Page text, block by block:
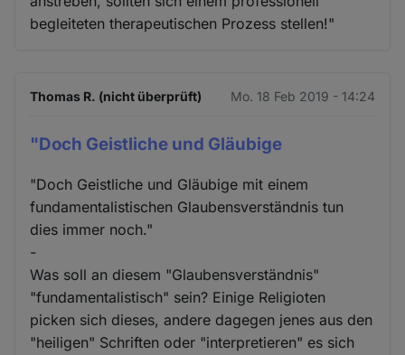
begleiteten therapeutischen Prozess stellen!"
Thomas R. (nicht überprüft) Mo. 18 Feb 2019 - 14:24
"Doch Geistliche und Gläubige
"Doch Geistliche und Gläubige mit einem
fundamentalistischen Glaubensverständnis tun
dies immer noch."
-
Was soll an diesem "Glaubensverständnis"
"fundamentalistisch" sein? Einige Religioten
picken sich dieses, andere dagegen jenes aus den
"heiligen" Schriften oder "interpretieren" es sich